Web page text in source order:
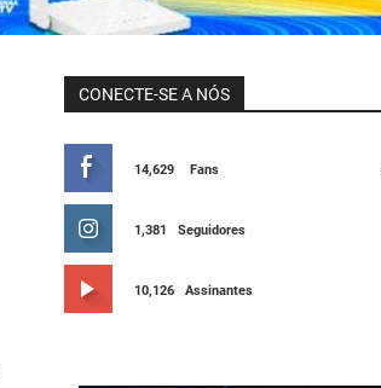
CONECTE-SE A NÓS
14,629 Fans
1,381 Seguidores
10,126 Assinantes